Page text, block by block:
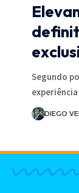
Segundo
DIEGO